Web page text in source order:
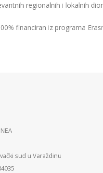
regionalnih i lokalnih
financiran iz programa
sud u Varaždinu